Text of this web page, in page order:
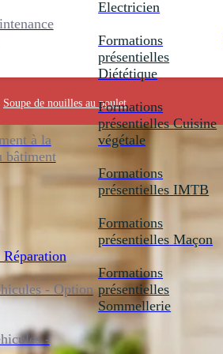
à la
bâtiment
- Option
-
Electricien
Formations
présentielles
Diététique
Formations
présentielles Cuisine
végétale
Formations
présentielles IMTB
Formations
présentielles Maçon
Formations
présentielles
Sommellerie
Soupe de nouilles au poulet